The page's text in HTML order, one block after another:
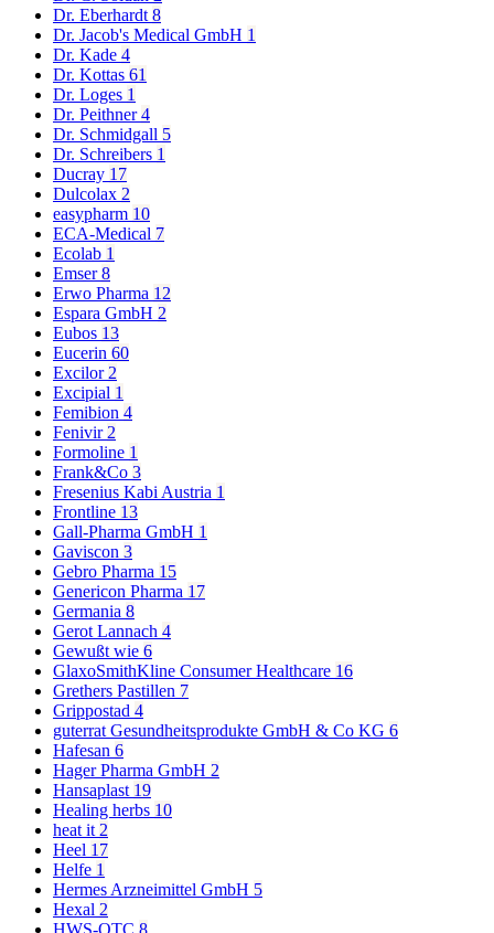
Dr. Eberhardt 8
Dr. Jacob's Medical GmbH 1
Dr. Kade 4
Dr. Kottas 61
Dr. Loges 1
Dr. Peithner4
Dr. Schmidgall 5
Dr. Schreibers 1
Ducray 17
Dulcolax 2
easypharm 10
ECA-Medical 7
Ecolab 1
Emser8
Erwo Pharma 12
Espara GmbH 2
Eubos 13
Eucerin 60
Excilor 2
Excipial 1
Femibion 4
Fenivir 2
Formoline 1
Frank&Co 3
Fresenius Kabi Austria 1
Frontline 13
Gall-Pharma GmbH 1
Gaviscon 3
Gebro Pharma 15
Genericon Pharma 17
Germania 8
Gerot Lannach 4
Gewußt wie 6
GlaxoSmithKline Consumer Healthcare 16
Grethers Pastillen 7
Grippostad 4
guterrat Gesundheitsprodukte GmbH & Co KG 6
Hafesan 6
Hager Pharma GmbH 2
Hansaplast 19
Healing herbs 10
heat it 2
Heel 17
Helfe 1
Hermes Arzneimittel GmbH 5
Hexal 2